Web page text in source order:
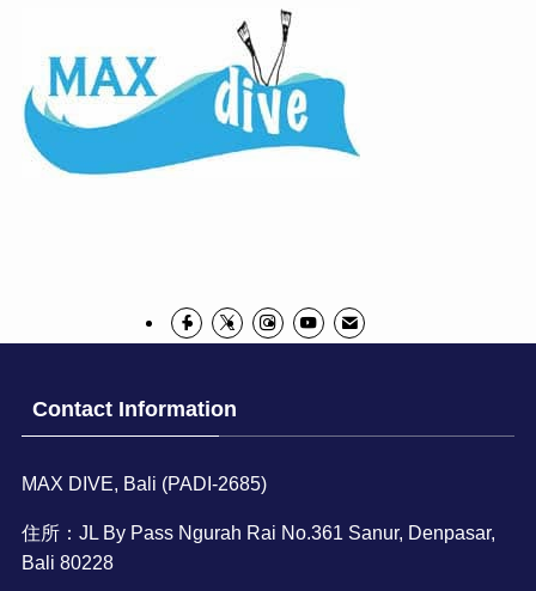
Contact Information
MAX DIVE, Bali (PADI-2685)
住所：JL By Pass Ngurah Rai No.361 Sanur, Denpasar,
Bali 80228